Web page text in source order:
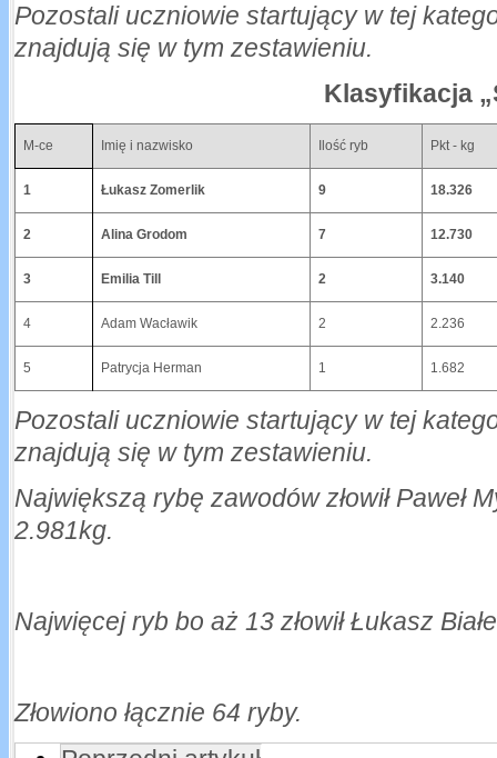
Pozostali uczniowie startujący w tej
znajdują się w tym zestawieniu.
Klasyfikacja
M-ce Imię i nazwisko Ilość ryb Pkt - kg
1 Łukasz Zomerlik 9 18.326
2 Alina Grodom 7 12.730
3 Emilia Till 2 3.140
4 Adam Wacławik 2 2.236
5 Patrycja Herman 1 1.682
Pozostali uczniowie startujący w tej
znajdują się w tym zestawieniu.
Największą rybę zawodów złowił Paweł
2.981kg.
Najwięcej ryb bo aż 13 złowił Łukasz
Złowiono łącznie 64 ryby.